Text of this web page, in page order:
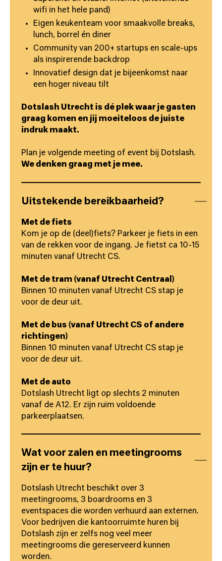
wifi in het hele pand)
Eigen keukenteam voor smaakvolle breaks,
lunch, borrel én diner
Community van 200+ startups en scale-ups
als inspirerende backdrop
Innovatief design dat je bijeenkomst naar
een hoger niveau tilt
Dotslash Utrecht is dé plek waar je gasten
graag komen en jij moeiteloos de juiste
indruk maakt.
Plan je volgende meeting of event bij Dotslash.
We denken graag met je mee.
Uitstekende bereikbaarheid?
Met de fiets
Kom je op de (deel)fiets? Parkeer je fiets in een
van de rekken voor de ingang. Je fietst ca 10-15
minuten vanaf Utrecht CS.
Met de tram (vanaf Utrecht Centraal)
Binnen 10 minuten vanaf Utrecht CS stap je
voor de deur uit.
Met de bus (vanaf Utrecht CS of andere
richtingen)
Binnen 10 minuten vanaf Utrecht CS stap je
voor de deur uit.
Met de auto
Dotslash Utrecht ligt op slechts 2 minuten
vanaf de A12. Er zijn ruim voldoende
parkeerplaatsen.
Wat voor zalen en meetingrooms
zijn er te huur?
Dotslash Utrecht beschikt over 3
meetingrooms, 3 boardrooms en 3
eventspaces die worden verhuurd aan externen.
Voor bedrijven die kantoorruimte huren bij
Dotslash zijn er zelfs nog veel meer
meetingrooms die gereserveerd kunnen
worden.